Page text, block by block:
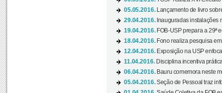
05.05.2016.
Lançamento de livro
29.04.2016. Inauguradas instalações
19.04.2016. FOB-USP prepara a 29ª
18.04.2016. Fono realiza pesquisa
12.04.2016. Exposição na USP
11.04.2016. Disciplina incentiva
06.04.2016. Bauru comemora neste
05.04.2016.Seção de Pessoal traz